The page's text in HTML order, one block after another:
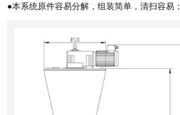
●本系统原件容易分解，组装简单，清扫容易；